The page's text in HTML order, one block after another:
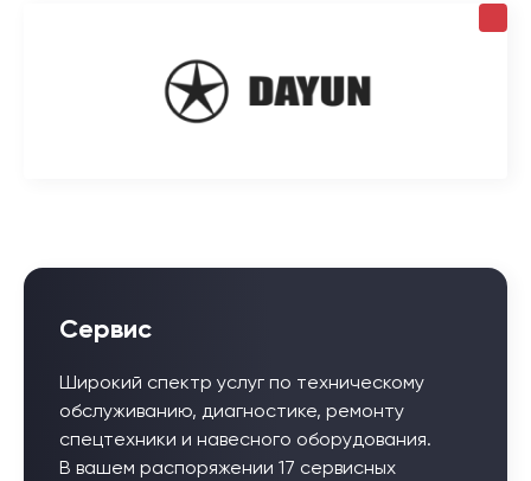
Сервис
Широкий спектр услуг по техническому
обслуживанию, диагностике, ремонту
спецтехники и навесного оборудования.
В вашем распоряжении 17 сервисных